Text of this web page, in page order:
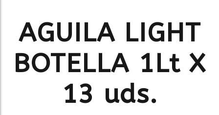
AGUILA LIGHT
BOTELLA 1Lt X
13 uds.